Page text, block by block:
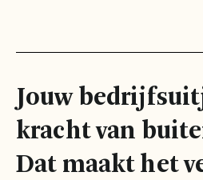
Jouw
kracht van
Dat maakt het